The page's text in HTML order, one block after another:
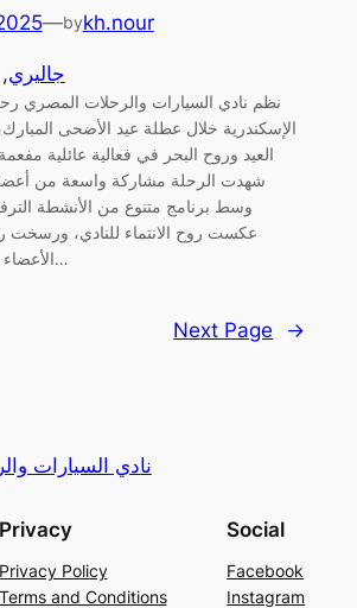
—bykh.nour
جاليري
نظم نادي السيارات والرحلات المصري
الإسكندرية خلال عطلة عيد الأضحى
العيد وروح البحر في فعالية عائلية
شهدت الرحلة مشاركة واسعة من
وسط برنامج متنوع من الأنشطة
عكست روح الانتماء للنادي، ورسخت
الأعضاء في أجواء احتفالية…
Next Page →
نادي السيارات
Privacy
Privacy Policy
Terms and Conditions
Social
Facebook
Instagram